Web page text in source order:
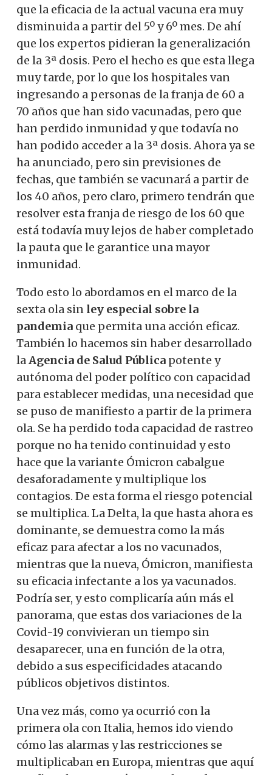
que la eficacia de la actual vacuna era muy
disminuida a partir del 5º y 6º mes. De ahí
que los expertos pidieran la generalización
de la 3ª dosis. Pero el hecho es que esta llega
muy tarde, por lo que los hospitales van
ingresando a personas de la franja de 60 a
70 años que han sido vacunadas, pero que
han perdido inmunidad y que todavía no
han podido acceder a la 3ª dosis. Ahora ya se
ha anunciado, pero sin previsiones de
fechas, que también se vacunará a partir de
los 40 años, pero claro, primero tendrán que
resolver esta franja de riesgo de los 60 que
está todavía muy lejos de haber completado
la pauta que le garantice una mayor
inmunidad.
Todo esto lo abordamos en el marco de la
sexta ola sin ley especial sobre la
pandemia que permita una acción eficaz.
También lo hacemos sin haber desarrollado
la Agencia de Salud Pública potente y
autónoma del poder político con capacidad
para establecer medidas, una necesidad que
se puso de manifiesto a partir de la primera
ola. Se ha perdido toda capacidad de rastreo
porque no ha tenido continuidad y esto
hace que la variante Ómicron cabalgue
desaforadamente y multiplique los
contagios. De esta forma el riesgo potencial
se multiplica. La Delta, la que hasta ahora es
dominante, se demuestra como la más
eficaz para afectar a los no vacunados,
mientras que la nueva, Ómicron, manifiesta
su eficacia infectante a los ya vacunados.
Podría ser, y esto complicaría aún más el
panorama, que estas dos variaciones de la
Covid-19 convivieran un tiempo sin
desaparecer, una en función de la otra,
debido a sus especificidades atacando
públicos objetivos distintos.
Una vez más, como ya ocurrió con la
primera ola con Italia, hemos ido viendo
cómo las alarmas y las restricciones se
multiplicaban en Europa, mientras que aquí